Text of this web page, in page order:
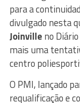
para a
divulgado nesta
Joinville no
mais uma
centro
O PMI, lançado
requalificação e